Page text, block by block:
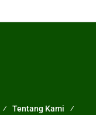
Tentang Kami